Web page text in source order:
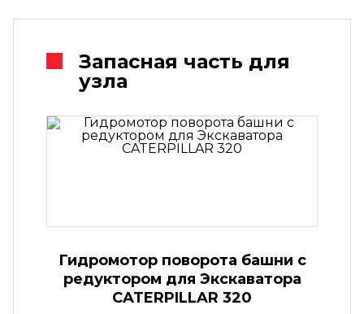
Запасная часть для
узла
Гидромотор поворота башни с
редуктором для Экскаватора
CATERPILLAR 320